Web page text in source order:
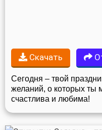
Скачать
Сегодня – твой
желаний, о которых ты
счастлива и любима!